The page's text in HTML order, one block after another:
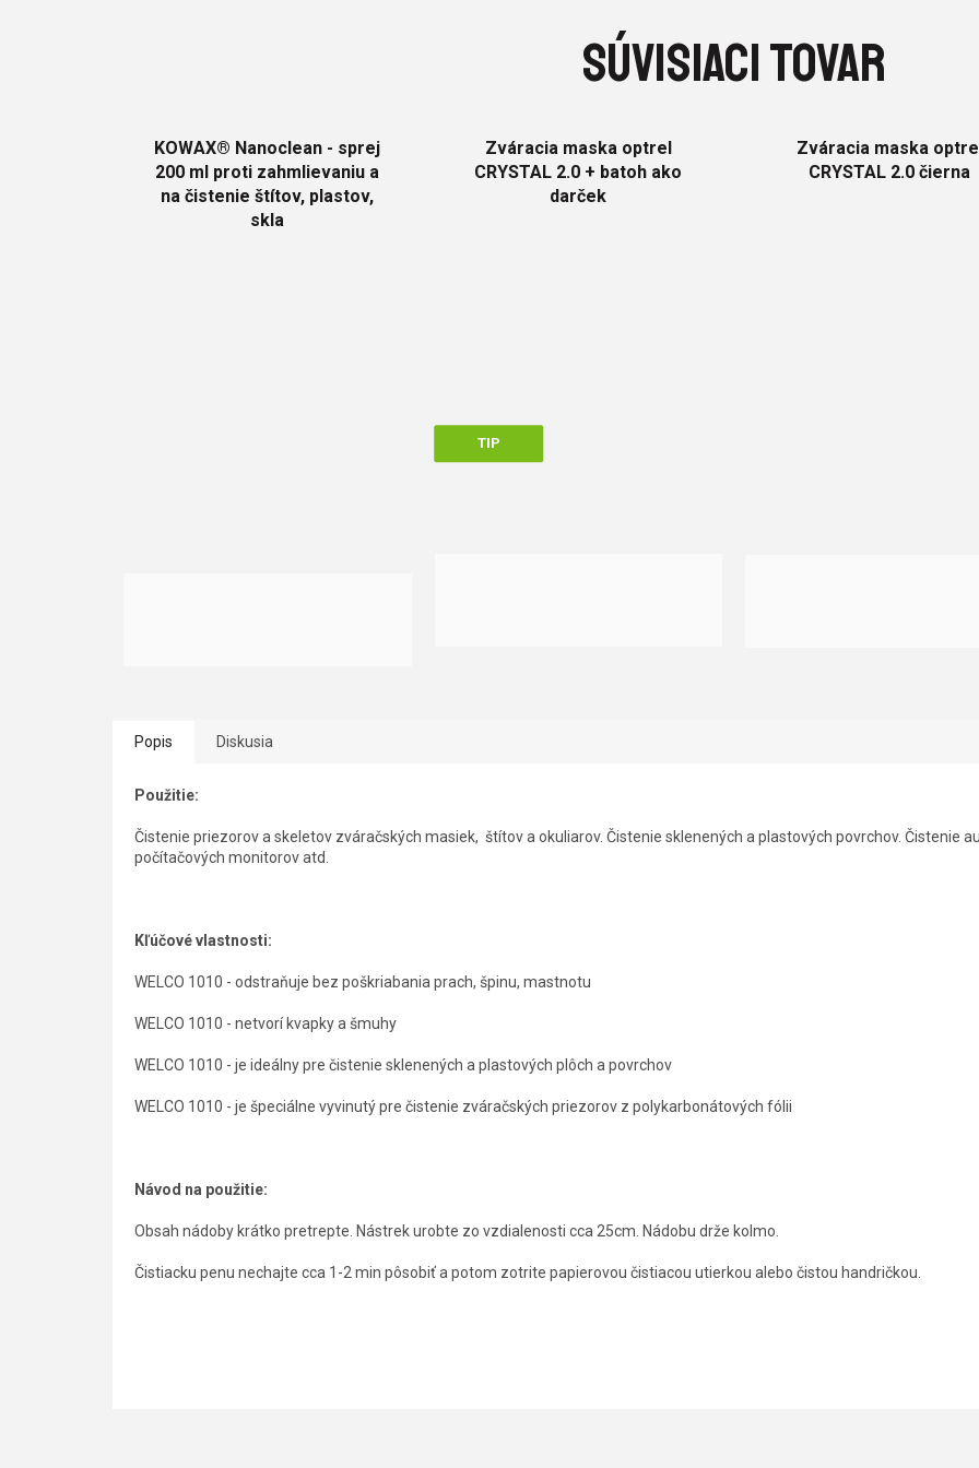
SÚVISIACI TOVAR
KOWAX® Nanoclean - sprej
200 ml proti zahmlievaniu a
na čistenie štítov, plastov,
skla
Zváracia maska optrel
CRYSTAL 2.0 + batoh ako
darček
TIP
Zváracia maska
CRYSTAL 2.0 čierna
Popis Diskusia
Použitie:
Čistenie priezorov a skeletov zváračských masiek, štítov a okuliarov. Čistenie sklenených a plastových povrchov. Čistenie
počítačových monitorov atd.
Kľúčové vlastnosti:
WELCO 1010 - odstraňuje bez poškriabania prach, špinu, mastnotu
WELCO 1010 - netvorí kvapky a šmuhy
WELCO 1010 - je ideálny pre čistenie sklenených a plastových plôch a povrchov
WELCO 1010 - je špeciálne vyvinutý pre čistenie zváračských priezorov z polykarbonátových fólii
Návod na použitie:
Obsah nádoby krátko pretrepte. Nástrek urobte zo vzdialenosti cca 25cm. Nádobu drže kolmo.
Čistiacku penu nechajte cca 1-2 min pôsobiť a potom zotrite papierovou čistiacou utierkou alebo čistou handričkou.